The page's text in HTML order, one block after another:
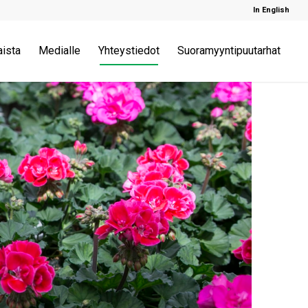
In English
Medialle Yhteystiedot Suoramyyntipuutarhat